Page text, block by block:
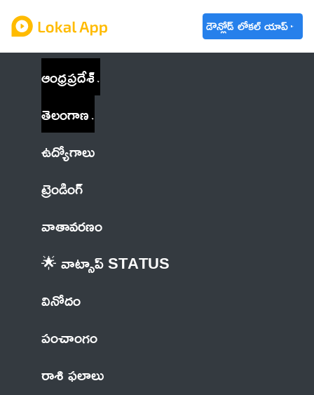
డౌన్లోడ్ లోకల్ యాప్
ఆంధ్రప్రదేశ్
తెలంగాణ
ఉద్యోగాలు
ట్రెండింగ్
వాతావరణం
🌟 వాట్సాప్ STATUS
వినోదం
పంచాంగం
రాశి ఫలాలు